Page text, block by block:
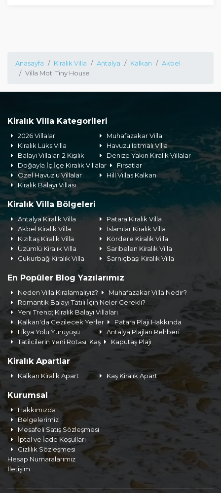
Anasayfa Kiralık Villa Antalya Kalkan
Akbel
Villa Moti Tiny House
Kiralık Villa Kategorileri
2026 Villaları
Muhafazakar Villa
Kiralık Lüks Villa
Havuzu Isıtmalı Villa
Balayı Villaları 2 Kişilik
Denize Yakın Kiralık Villalar
Doğayla İç İçe Kiralık Villalar
Fırsatlar
Özel Havuzlu Villalar
Hill Villas Kalkan
Kiralık Balayı Villası
Kiralık Villa Bölgeleri
Antalya Kiralık Villa
Patara Kiralık Villa
Akbel Kiralık Villa
İslamlar Kiralık Villa
Kızıltaş Kiralık Villa
Kördere Kiralık Villa
Üzümlü Kiralık Villa
Sarıbelen Kiralık Villa
Çukurbağ Kiralık Villa
Sarnıçbaşı Kiralık Villa
En Popüler Blog Yazılarımız
Neden Villa Kiralamalıyız?
Muhafazakar Villa Nedir?
Romantik Balayı Tatili İçin Neler Gerekli?
Yeni Trend; Kiralık Balayı Villaları
Kalkan'da Gezilecek Yerler
Patara Plajı Hakkında
Likya Yolu Yürüyüşü
Antalya Plajları Rehberi
Tatilcilerin Yeni Rotası; Kaş
Kaputaş Plajı
Kiralık Apartlar
Kalkan Kiralık Apart Kaş Kiralık Apart
Kurumsal
Hakkımızda
Belgelerimiz
Mesafeli Satış Sözleşmesi
İptal ve İade Koşulları
Gizlilik Sözleşmesi
Hesap Numaralarımız
İletişim